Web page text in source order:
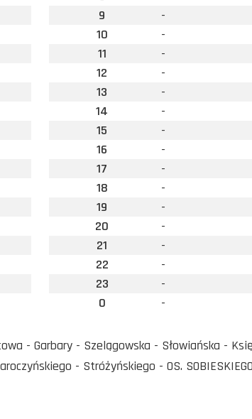
9
-
10
-
11
-
12
-
13
-
14
-
15
-
16
-
17
-
18
-
19
-
20
-
21
-
22
-
23
-
0
-
- Garbary - Szelągowska - Słowiańska -
- Stróżyńskiego - OS. SOBIESKIEGO